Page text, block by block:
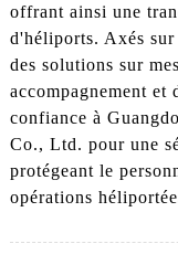
offrant ainsi une
d'héliports. Axés
des solutions sur
accompagnement et
confiance à
Co., Ltd. pour une
protégeant le
opérations